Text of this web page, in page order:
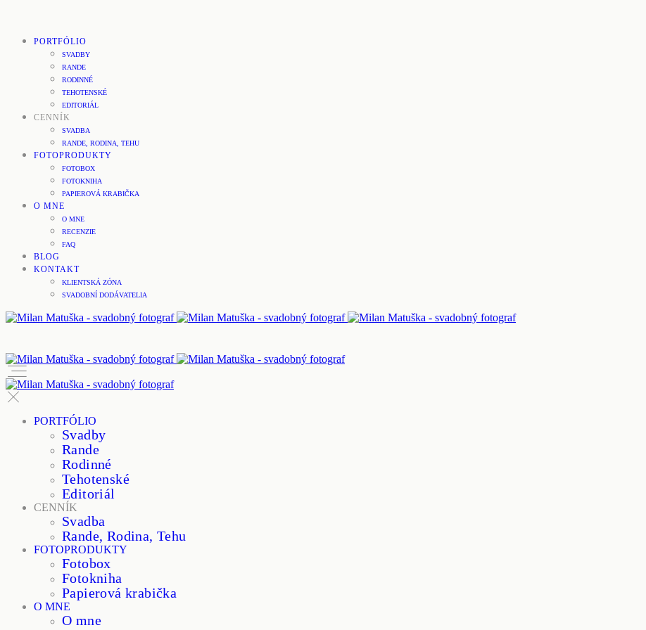
PORTFÓLIO
SVADBY
RANDE
RODINNÉ
TEHOTENSKÉ
EDITORIÁL
CENNÍK
SVADBA
RANDE, RODINA, TEHU
FOTOPRODUKTY
FOTOBOX
FOTOKNIHA
PAPIEROVÁ KRABIČKA
O MNE
O MNE
RECENZIE
FAQ
BLOG
KONTAKT
KLIENTSKÁ ZÓNA
SVADOBNÍ DODÁVATELIA
PORTFÓLIO
Svadby
Rande
Rodinné
Tehotenské
Editoriál
CENNÍK
Svadba
Rande, Rodina, Tehu
FOTOPRODUKTY
Fotobox
Fotokniha
Papierová krabička
O MNE
O mne